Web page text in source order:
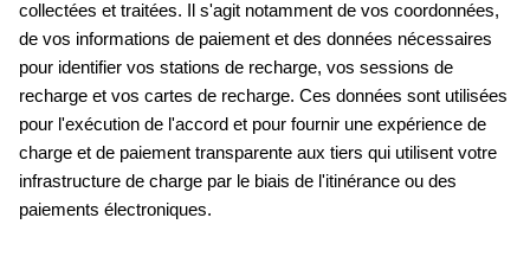
collectées et traitées. Il s'agit notamment de vos coordonnées,
de vos informations de paiement et des données nécessaires
pour identifier vos stations de recharge, vos sessions de
recharge et vos cartes de recharge. Ces données sont utilisées
pour l'exécution de l'accord et pour fournir une expérience de
charge et de paiement transparente aux tiers qui utilisent votre
infrastructure de charge par le biais de l'itinérance ou des
paiements électroniques.